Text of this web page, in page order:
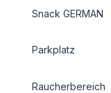
Snack GERMAN
Parkplatz
Raucherbereich